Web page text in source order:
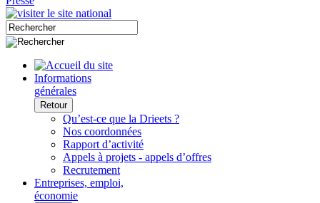
Informations
générales
Retour
Qu’est-ce que la Drieets ?
Nos coordonnées
Rapport d’activité
Appels à projets - appels d’offres
Recrutement
Entreprises, emploi,
économie